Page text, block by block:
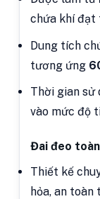
chứa khí đạt
Dung tích
tương ứng
Thời gian
vào mức độ
Đai đeo
Thiết kế
hỏa, an